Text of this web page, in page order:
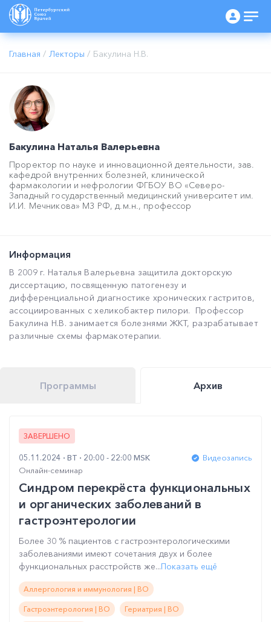
Главная / Лекторы / Бакулина Н.В.
Бакулина Наталья Валерьевна
Проректор по науке и инновационной деятельности, зав.
кафедрой внутренних болезней, клинической
фармакологии и нефрологии ФГБОУ ВО «Северо-
Западный государственный медицинский университет им.
И.И. Мечникова» МЗ РФ, д.м.н., профессор
Информация
В 2009 г. Наталья Валерьевна защитила докторскую
диссертацию, посвященную патогенезу и
дифференциальной диагностике хронических гастритов,
ассоциированных с хеликобактер пилори. Профессор
Бакулина Н.В. занимается болезнями ЖКТ, разрабатывает
различные схемы фармакотерапии.
Программы Архив
ЗАВЕРШЕНО
05.11.2024 ВТ 20:00 - 22:00 MSK
Видеозапись
Онлайн-семинар
Синдром перекрёста функциональных
и органических заболеваний в
гастроэнтерологии
Более 30 % пациентов с гастроэнтерологическими
заболеваниями имеют сочетания двух и более
функциональных расстройств же...Показать ещё
Аллергология и иммунология | ВО
Гастроэнтерология | ВО Гериатрия | ВО